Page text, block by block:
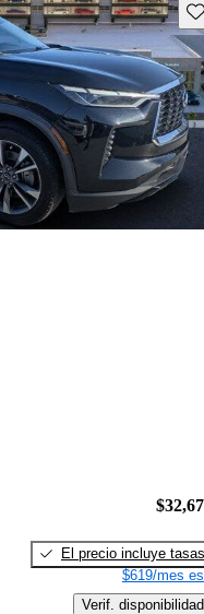
El precio incluye tasas
$619/mes
Verif. disponibilidad